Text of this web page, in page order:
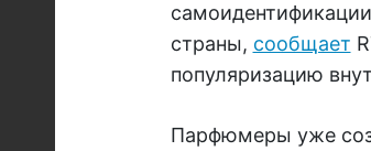
страны, сообщает
популяризацию
Парфюмеры уже